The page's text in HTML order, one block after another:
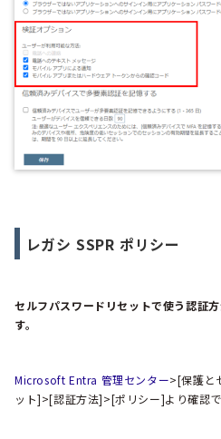
レガシ SSPR ポリシー
セルフパスワードリセットで使う認証
す。
Microsoft Entra 管理センター>[保護と
ット]>[認証方法]>[ポリシー]より確認で